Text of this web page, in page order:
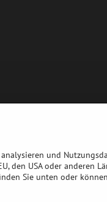
und
den USA oder anderen
Sie unten oder